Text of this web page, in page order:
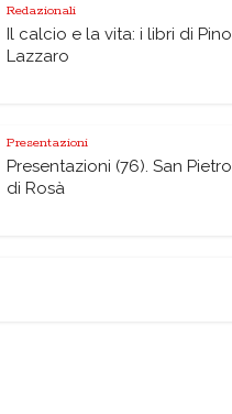
Redazionali
Il calcio e la vita: i libri di Pino
Lazzaro
Presentazioni
Presentazioni (76). San Pietro
di Rosà